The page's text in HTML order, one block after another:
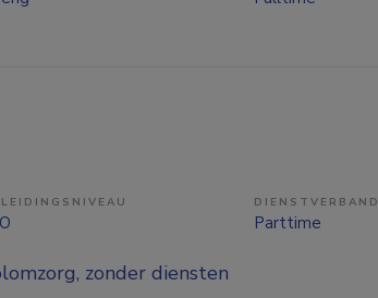
DIENSTVERBAND
Parttime
zonder diensten